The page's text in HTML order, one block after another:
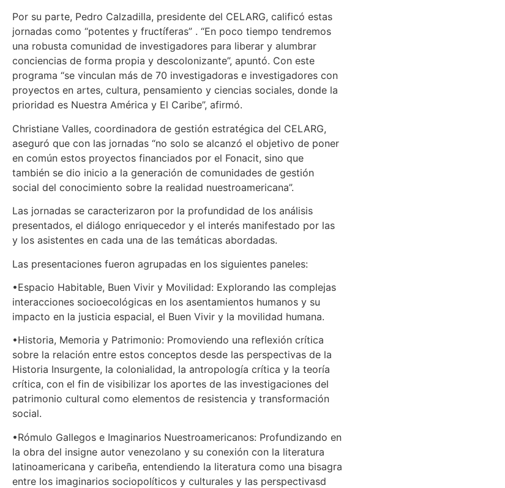
Por su parte, Pedro Calzadilla, presidente del CELARG, calificó estas
jornadas como “potentes y fructíferas” . “En poco tiempo tendremos
una robusta comunidad de investigadores para liberar y alumbrar
conciencias de forma propia y descolonizante”, apuntó. Con este
programa “se vinculan más de 70 investigadoras e investigadores con
proyectos en artes, cultura, pensamiento y ciencias sociales, donde la
prioridad es Nuestra América y El Caribe”, afirmó.
Christiane Valles, coordinadora de gestión estratégica del CELARG,
aseguró que con las jornadas “no solo se alcanzó el objetivo de poner
en común estos proyectos financiados por el Fonacit, sino que
también se dio inicio a la generación de comunidades de gestión
social del conocimiento sobre la realidad nuestroamericana”.
Las jornadas se caracterizaron por la profundidad de los análisis
presentados, el diálogo enriquecedor y el interés manifestado por las
y los asistentes en cada una de las temáticas abordadas.
Las presentaciones fueron agrupadas en los siguientes paneles:
•Espacio Habitable, Buen Vivir y Movilidad: Explorando las complejas
interacciones socioecológicas en los asentamientos humanos y su
impacto en la justicia espacial, el Buen Vivir y la movilidad humana.
•Historia, Memoria y Patrimonio: Promoviendo una reflexión crítica
sobre la relación entre estos conceptos desde las perspectivas de la
Historia Insurgente, la colonialidad, la antropología crítica y la teoría
crítica, con el fin de visibilizar los aportes de las investigaciones del
patrimonio cultural como elementos de resistencia y transformación
social.
•Rómulo Gallegos e Imaginarios Nuestroamericanos: Profundizando en
la obra del insigne autor venezolano y su conexión con la literatura
latinoamericana y caribeña, entendiendo la literatura como una bisagra
entre los imaginarios sociopolíticos y culturales y las perspectivasd